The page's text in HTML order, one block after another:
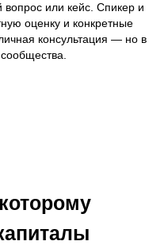
вопрос или кейс. Спикер и
оценку и конкретные
консультация — но в